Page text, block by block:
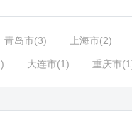
青岛市(3) 上海市(2)
大连市(1) 重庆市